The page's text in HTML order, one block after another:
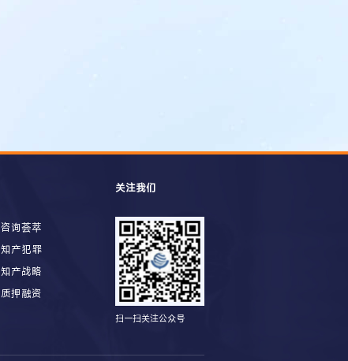
咨询荟萃
知产犯罪
知产战略
质押融资
关注我们
扫一扫关注公众号